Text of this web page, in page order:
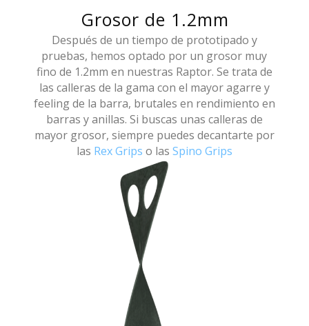
Grosor de 1.2mm
Después de un tiempo de prototipado y
pruebas, hemos optado por un grosor muy
fino de 1.2mm en nuestras Raptor. Se trata de
las calleras de la gama con el mayor agarre y
feeling de la barra, brutales en rendimiento en
barras y anillas. Si buscas unas calleras de
mayor grosor, siempre puedes decantarte por
las Rex Grips o las Spino Grips